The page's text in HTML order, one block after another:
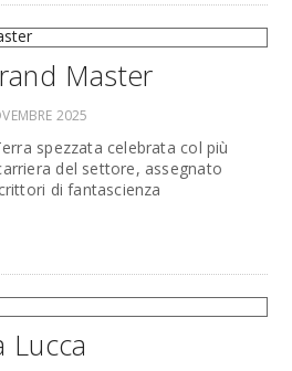
Master
2025
spezzata celebrata col più
del settore, assegnato
di fantascienza
Lucca